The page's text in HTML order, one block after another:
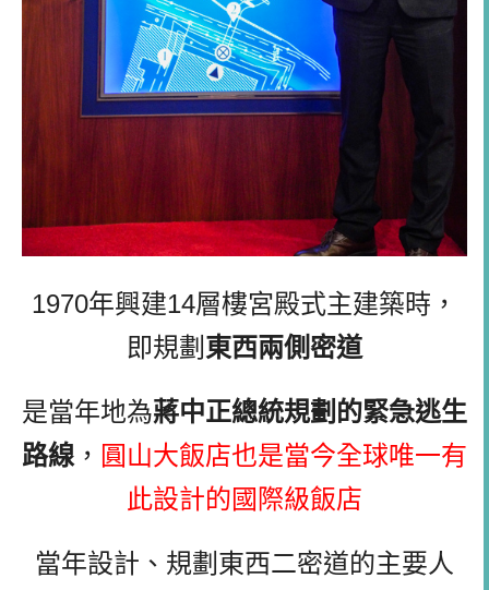
1970年興建14層樓宮殿式主建築時，
即規劃 東西兩側密道
是當年地為蔣中正總統規劃的緊急逃生
路線 ， 圓山大飯店也是當今全球唯一有
此設計的國際級飯店
當年設計、規劃東西二密道的主要人